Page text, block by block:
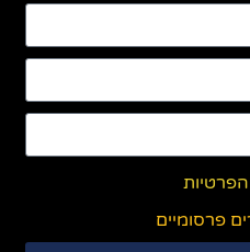
הפרטיות
פרסומיים